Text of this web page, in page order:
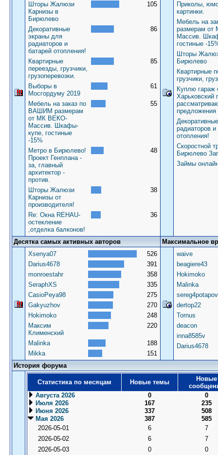
Шторы Жалюзи
Карнизы в
Бирюлево
105
Декоративные
экраны для
радиаторов и
батарей отопления!
86
Квартирные
переезды, грузчики,
грузоперевозки.
85
Выборы в
Мосгордуму 2019
61
Мебель на заказ по
ВАШИМ размерам
от МК ВЕКО-
Массив. Шкафы-
купе, гостиные
-15%
55
Метро в Бирюлево!
Проект Генплана -
за, главный
архитектор -
против.
48
Шторы Жалюзи
Карнизы от
производителя!
38
Re: Окна REHAU-
остекление
,отделка балконов!
36
Приколы,
картинки.
Мебель на
размерам
Массив.
гостиные -
Шторы
Бирюлево
Квартирные
грузчики,
Куплю гараж
Харьковский
предложения
радиаторов и
отопления!
Скоростной
Бирюлево
Займы
Десятка самых активных авторов
Максимальное
Xsenya07
526
Darius4678
391
monroestahr
358
SeraphXS
335
CasioPeya98
275
Gakyuzhov
270
Hokimoko
248
Максим
Клименский
220
Malinka
188
Mikka
151
waive
beagiere43
Hokimoko
Malinka
sereg4potapov
dertop22
Tornus
deacon
inna8585v
Darius4678
История форума
Статистика по месяцам Новые темы
Новые
Августа 2026
0
0
Июля 2026
167
235
Июня 2026
337
508
Мая 2026
387
585
2026-05-01
6
7
2026-05-02
6
7
2026-05-03
0
0